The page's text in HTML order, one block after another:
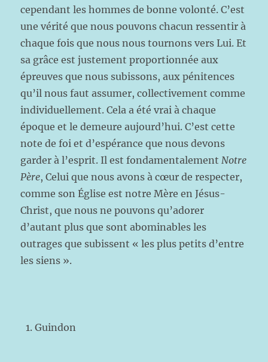
cependant les hommes de bonne volonté. C’est
une vérité que nous pouvons chacun ressentir à
chaque fois que nous nous tournons vers Lui. Et
sa grâce est justement proportionnée aux
épreuves que nous subissons, aux pénitences
qu’il nous faut assumer, collectivement comme
individuellement. Cela a été vrai à chaque
époque et le demeure aujourd’hui. C’est cette
note de foi et d’espérance que nous devons
garder à l’esprit. Il est fondamentalementNotre
Père, Celui que nous avons à cœur de respecter,
comme son Église est notre Mère en Jésus-
Christ, que nous ne pouvons qu’adorer
d’autant plus que sont abominables les
outrages que subissent « les plus petits d’entre
les siens ».
Guindon